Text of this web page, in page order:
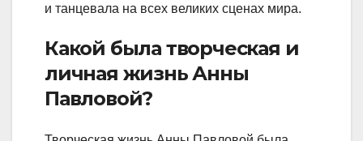
и танцевала на всех великих сценах мира.
Какой была творческая и
личная жизнь Анны
Павловой?